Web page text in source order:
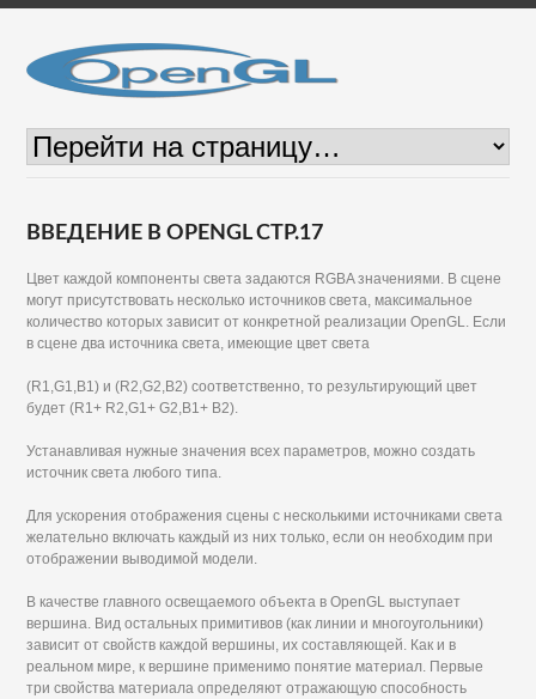
ВВЕДЕНИЕ В OPENGL СТР.17
Цвет каждой компоненты света задаются RGBA значениями. В сцене
могут присутствовать несколько источников света, максимальное
количество которых зависит от конкретной реализации OpenGL. Если
в сцене два источника света, имеющие цвет света
(R1,G1,B1) и (R2,G2,B2) соответственно, то результирующий цвет
будет (R1+ R2,G1+ G2,B1+ В2).
Устанавливая нужные значения всех параметров, можно создать
источник света любого типа.
Для ускорения отображения сцены с несколькими источниками света
желательно включать каждый из них только, если он необходим при
отображении выводимой модели.
В качестве главного освещаемого объекта в OpenGL выступает
вершина. Вид остальных примитивов (как линии и многоугольники)
зависит от свойств каждой вершины, их составляющей. Как и в
реальном мире, к вершине применимо понятие материал. Первые
три свойства материала определяют отражающую способность